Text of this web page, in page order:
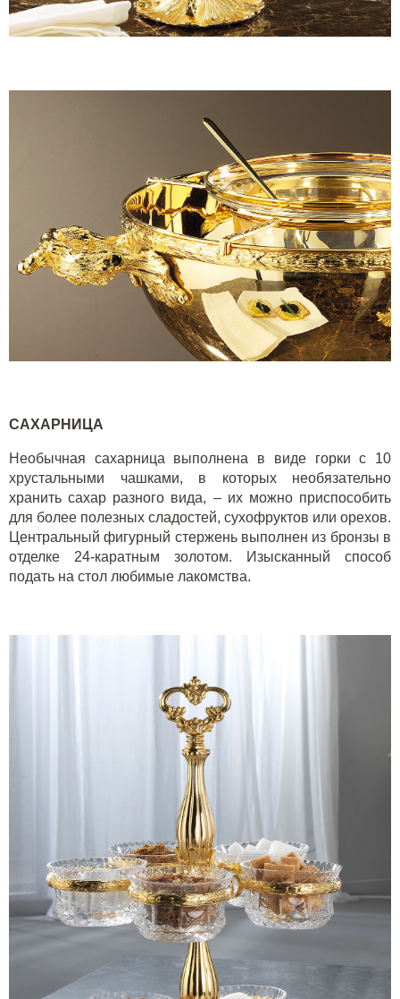
САХАРНИЦА
Необычная сахарница выполнена в виде горки с 10
хрустальными чашками, в которых необязательно
хранить сахар разного вида, – их можно приспособить
для более полезных сладостей, сухофруктов или орехов.
Центральный фигурный стержень выполнен из бронзы в
отделке 24-каратным золотом. Изысканный способ
подать на стол любимые лакомства.